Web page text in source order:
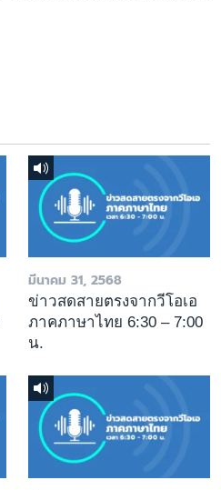
มีนาคม 31, 2568
ข่าวสดสายตรงจากวีโอเอ
ภาคภาษาไทย 6:30 – 7:00
น.